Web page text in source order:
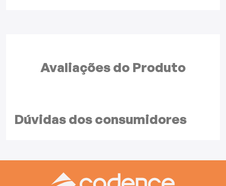
Avaliações do Produto
Dúvidas dosconsumidores